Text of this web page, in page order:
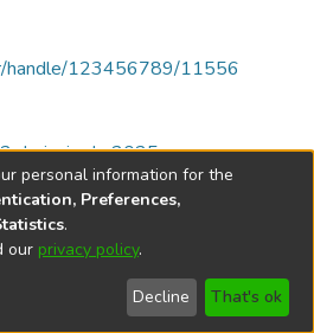
handle/123456789/11556
de junio de 2025
de Córdoba
personal information for the
Preferences,
.
our privacy policy.
Decline That's ok